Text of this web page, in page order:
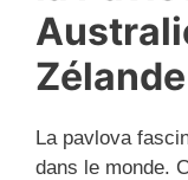
Zélande
La pavlova
dans le monde.